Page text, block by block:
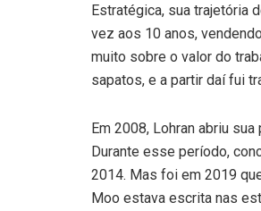
Estratégica, sua trajetória
vez aos 10 anos,
muito sobre o valor do
sapatos, e a partir daí fui
Em 2008, Lohran abriu
Durante esse período,
2014. Mas foi em 2019
Moo estava escrita nas